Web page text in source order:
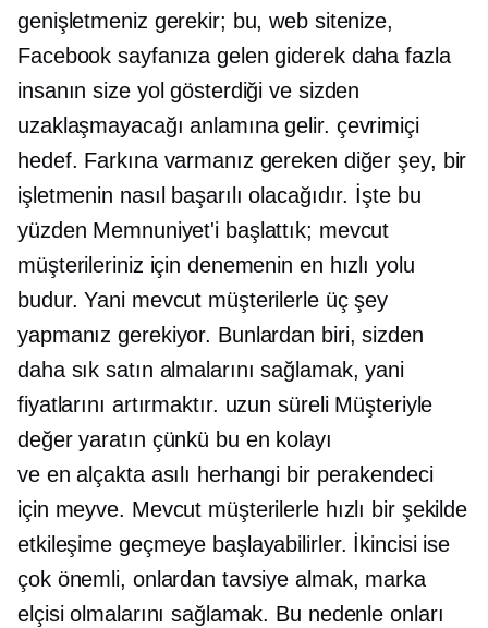
genişletmeniz gerekir; bu, web sitenize,
Facebook sayfanıza gelen giderek daha fazla
insanın size yol gösterdiği ve sizden
uzaklaşmayacağı anlamına gelir. çevrimiçi
hedef. Farkına varmanız gereken diğer şey, bir
işletmenin nasıl başarılı olacağıdır. İşte bu
yüzden Memnuniyet'i başlattık; mevcut
müşterileriniz için denemenin en hızlı yolu
budur. Yani mevcut müşterilerle üç şey
yapmanız gerekiyor. Bunlardan biri, sizden
daha sık satın almalarını sağlamak, yani
fiyatlarını artırmaktır. uzun süreliMüşteriyle
değer yaratın çünkü bu en kolayı
ve en alçakta asılı herhangi bir perakendeci
için meyve. Mevcut müşterilerle hızlı bir şekilde
etkileşime geçmeye başlayabilirler. İkincisi ise
çok önemli, onlardan tavsiye almak, marka
elçisi olmalarını sağlamak. Bu nedenle onları